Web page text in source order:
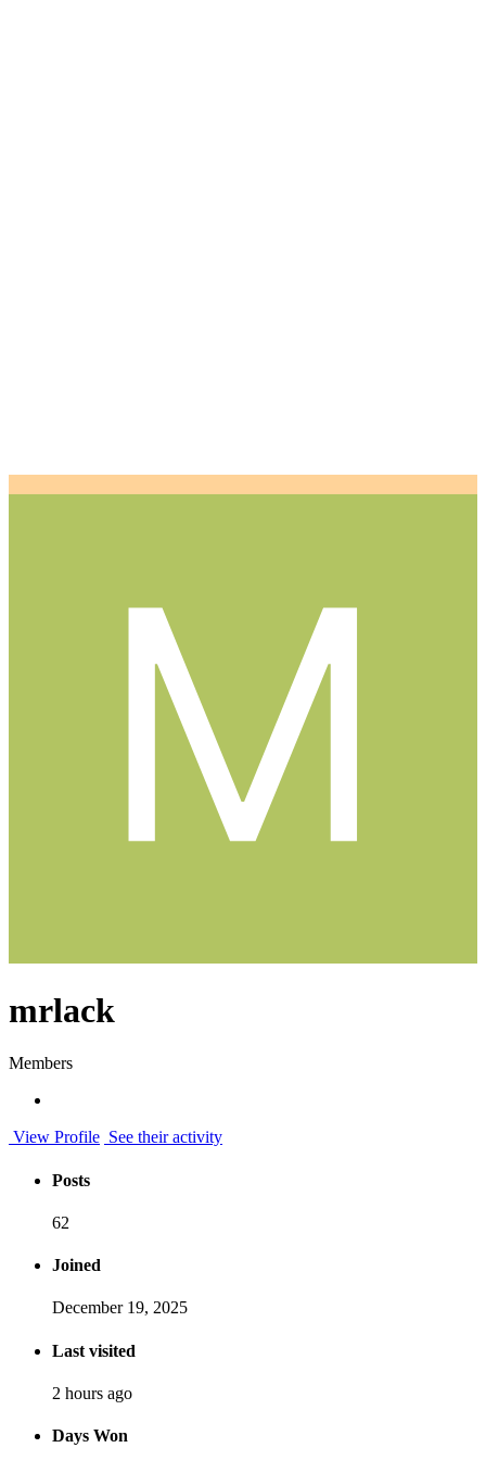
mrlack
Members
View Profile See their activity
Posts
62
Joined
December 19, 2025
Last visited
2 hours ago
Days Won